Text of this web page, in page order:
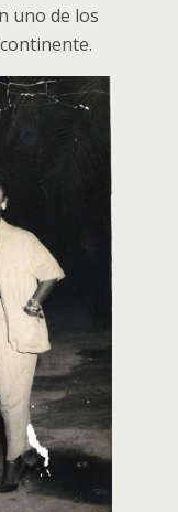
uno de los